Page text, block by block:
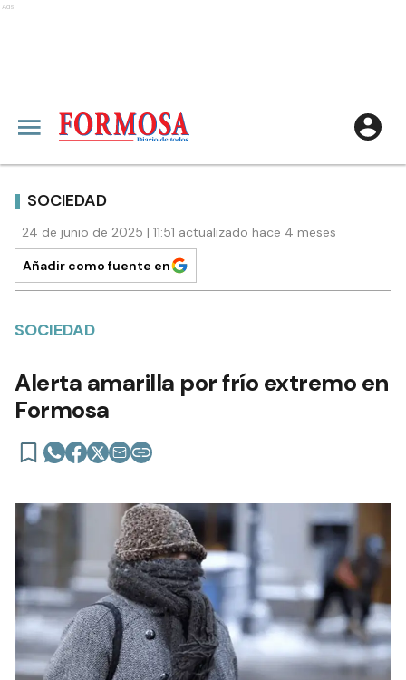
Ads
SOCIEDAD
24 de junio de 2025 | 11:51 actualizado hace 4 meses
Añadir como fuente en
SOCIEDAD
Alerta amarilla por frío extremo en
Formosa